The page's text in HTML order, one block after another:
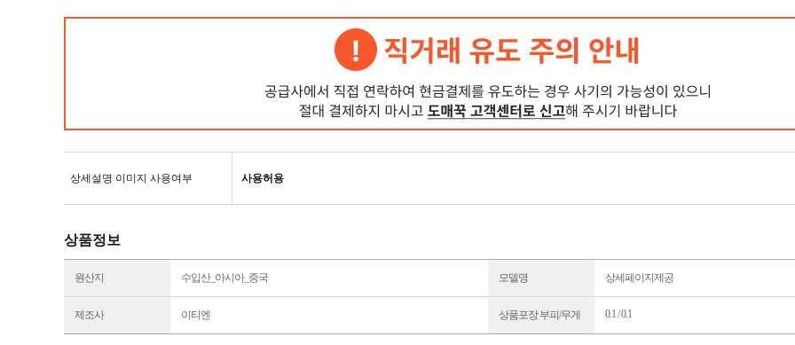
상세설명 이미지 사용여부 사용허용
상품정보
원산지 수입산_아시아_중국 모델명 상세페이지제공
제조사 이티엔 상품포장 부피/무게 0.1 / 0.1